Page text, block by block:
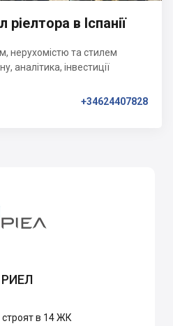
в Іспанії
нерухомістю та стилем
аналітика, інвестиції
+34624407828
РИЕЛ
в 14 ЖК